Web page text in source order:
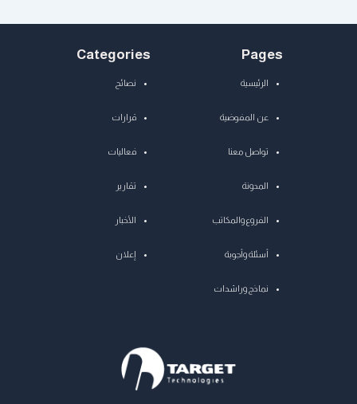
Pages
الرئيسية
عن المفوضية
تواصل معنا
المدونة
الفروع والمكاتب
أسئلة وأجوبة
نماذج وراشدات
Categories
نصائح
قرارات
فعاليات
تقارير
الأخبار
إعلان